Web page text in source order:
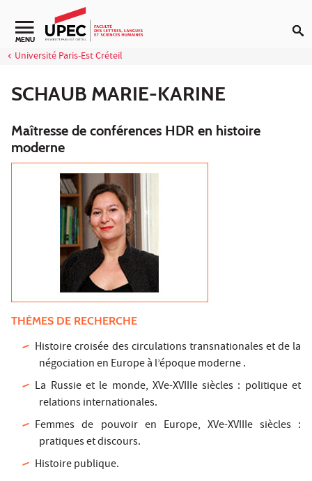
Aller au contenu
Navigation secondaire
MENU
Université Paris-Est Créteil
SCHAUB MARIE-KARINE
Maîtresse de conférences HDR en histoire
moderne
THÈMES DE RECHERCHE
Histoire croisée des circulations transnationales et de la
négociation en Europe à l’époque moderne .
La Russie et le monde, XVe-XVIIIe siècles : politique et
relations internationales.
Femmes de pouvoir en Europe, XVe-XVIIIe siècles :
pratiques et discours.
Histoire publique.